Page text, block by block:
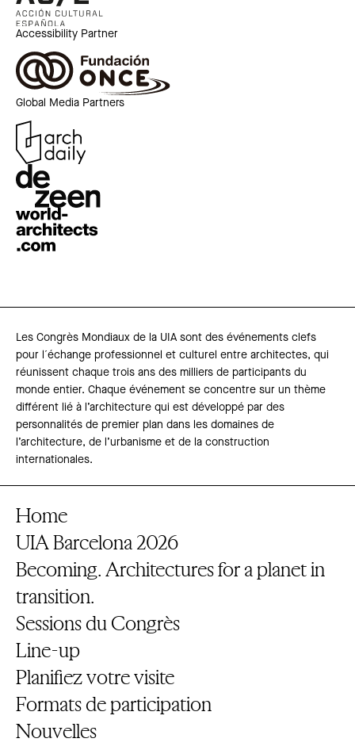
Accessibility Partner
Global Media Partners
Les Congrès Mondiaux de la UIA sont des événements clefs
pour l´échange professionnel et culturel entre architectes, qui
réunissent chaque trois ans des milliers de participants du
monde entier. Chaque événement se concentre sur un thème
différent lié à l’architecture qui est développé par des
personnalités de premier plan dans les domaines de
l’architecture, de l’urbanisme et de la construction
internationales.
Home
UIA Barcelona 2026
Becoming. Architectures for a planet in
transition.
Sessions du Congrès
Line-up
Planifiez votre visite
Formats de participation
Nouvelles